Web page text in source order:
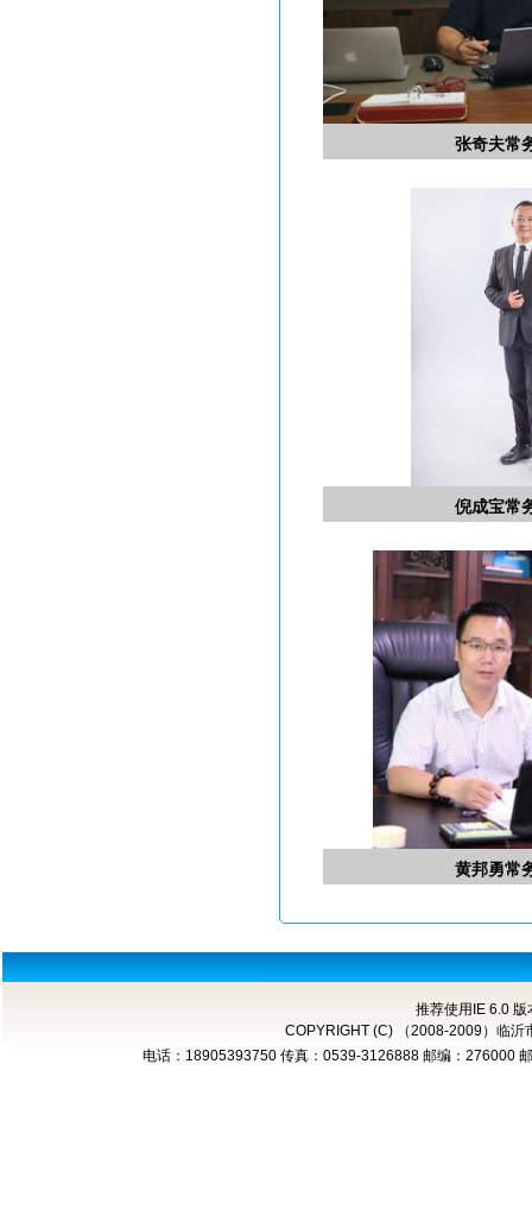
张奇夫常
倪成宝常
黄邦勇常
推荐使用IE 6.0
COPYRIGHT (C) （2008-2009）临
电话：18905393750 传真：0539-3126888 邮编：276000